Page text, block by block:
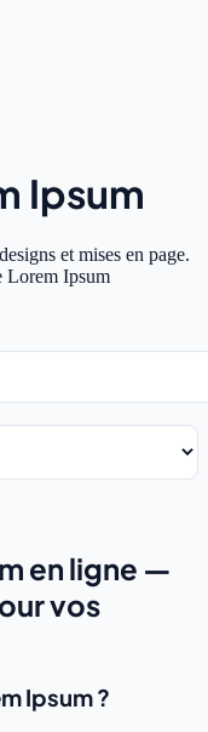
Ipsum
et mises en page.
Lorem Ipsum
en ligne —
vos
Ipsum ?